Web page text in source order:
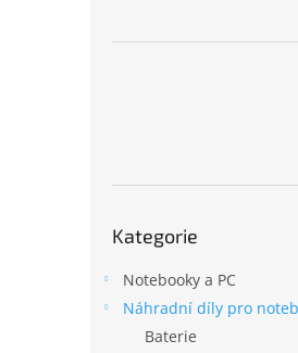
kategorie
Kategorie
Notebooky a PC
Náhradní díly pro
Baterie